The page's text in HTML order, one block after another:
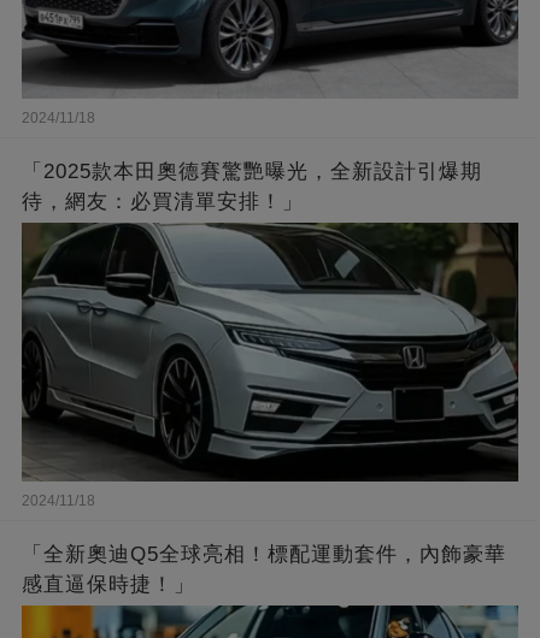
2024/11/18
「2025款本田奧德賽驚艷曝光，全新設計引爆期
待，網友：必買清單安排！」
2024/11/18
「全新奧迪Q5全球亮相！標配運動套件，內飾豪華
感直逼保時捷！」